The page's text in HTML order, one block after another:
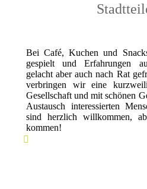
Bei Café, Kuchen und
gespielt und Erfahrungen
gelacht aber auch nach Rat
verbringen wir eine
Gesellschaft und mit schönen
Austausch interessierten
sind herzlich willkommen,
kommen!